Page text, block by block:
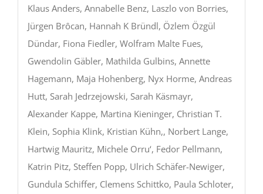
Klaus Anders, Annabelle Benz, Laszlo von Borries,
Jürgen Brôcan, Hannah K Bründl, Özlem Özgül
Dündar, Fiona Fiedler, Wolfram Malte Fues,
Gwendolin Gäbler, Mathilda Gulbins, Annette
Hagemann, Maja Hohenberg, Nyx Horme, Andreas
Hutt, Sarah Jedrzejowski, Sarah Käsmayr,
Alexander Kappe, Martina Kieninger, Christian T.
Klein, Sophia Klink, Kristian Kühn,, Norbert Lange,
Hartwig Mauritz, Michele Orru‘, Fedor Pellmann,
Katrin Pitz, Steffen Popp, Ulrich Schäfer-Newiger,
Gundula Schiffer, Clemens Schittko, Paula Schloter,